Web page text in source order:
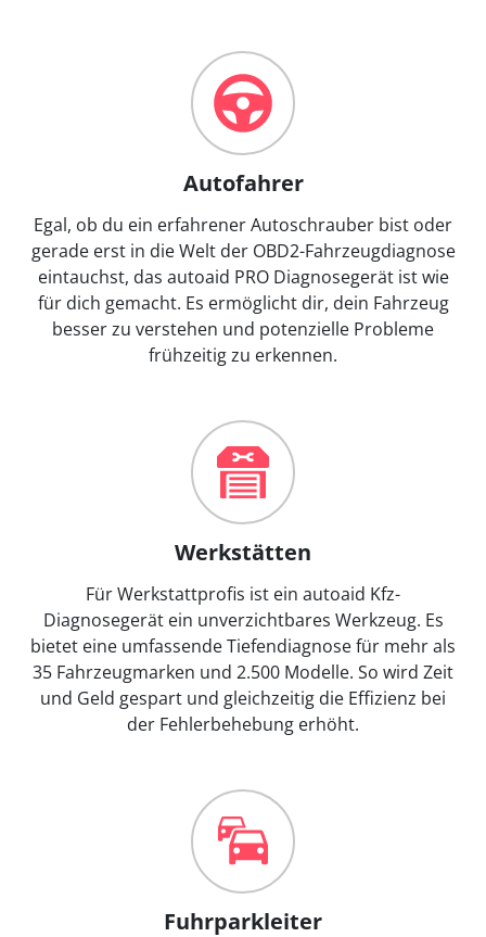
Autofahrer
Egal, ob du ein erfahrener Autoschrauber bist oder
gerade erst in die Welt der OBD2-Fahrzeugdiagnose
eintauchst, das autoaid PRO Diagnosegerät ist wie
für dich gemacht. Es ermöglicht dir, dein Fahrzeug
besser zu verstehen und potenzielle Probleme
frühzeitig zu erkennen.
Werkstätten
Für Werkstattprofis ist ein autoaid Kfz-
Diagnosegerät ein unverzichtbares Werkzeug. Es
bietet eine umfassende Tiefendiagnose für mehr als
35 Fahrzeugmarken und 2.500 Modelle. So wird Zeit
und Geld gespart und gleichzeitig die Effizienz bei
der Fehlerbehebung erhöht.
Fuhrparkleiter